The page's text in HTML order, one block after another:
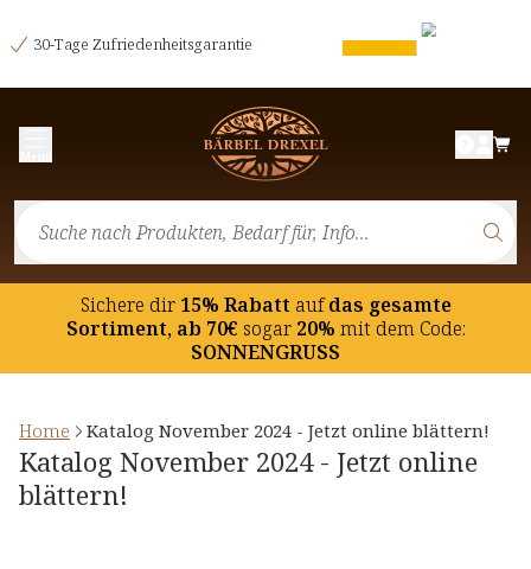
30-Tage Zufriedenheitsgarantie
Sichere dir15% Rabatt aufdas gesamte
Sortiment, ab 70€ sogar20% mit dem Code:
SONNENGRUSS
Home Katalog November 2024 - Jetzt online blättern!
Katalog November 2024 - Jetzt online
blättern!